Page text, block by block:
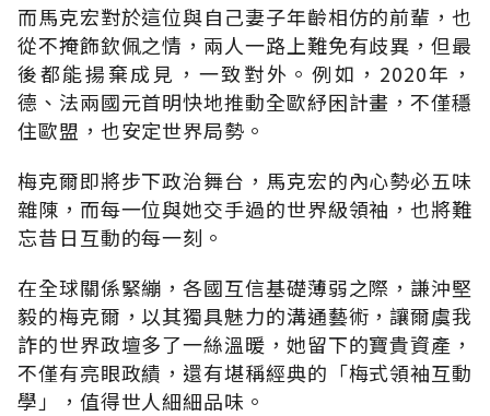
而馬克宏對於這位與自己妻子年齡相仿的前輩，也
從不掩飾欽佩之情，兩人一路上難免有歧異，但最
後都能揚棄成見，一致對外。例如，2020年，
德、法兩國元首明快地推動全歐紓困計畫，不僅穩
住歐盟，也安定世界局勢。
梅克爾即將步下政治舞台，馬克宏的內心勢必五味
雜陳，而每一位與她交手過的世界級領袖，也將難
忘昔日互動的每一刻。
在全球關係緊繃，各國互信基礎薄弱之際，謙沖堅
毅的梅克爾，以其獨具魅力的溝通藝術，讓爾虞我
詐的世界政壇多了一絲溫暖，她留下的寶貴資產，
不僅有亮眼政績，還有堪稱經典的「梅式領袖互動
學」，值得世人細細品味。